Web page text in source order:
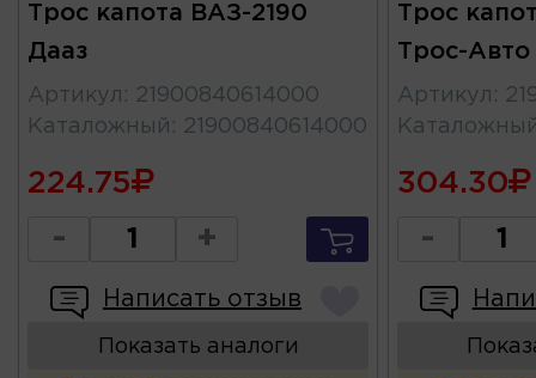
Трос капота ВАЗ-2190
Дааз
Артикул : 21900840614000
Каталожный : 21900840614000
224.75
- +
Написать отзыв
Показать аналоги
Трос
Трос-Авто
Артикул :
304.30
-